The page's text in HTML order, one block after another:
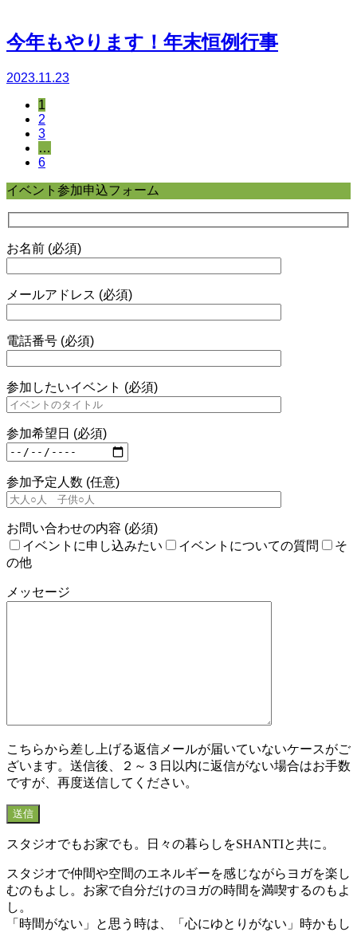
今年もやります！年末恒例行事
2023.11.23
1
2
3
…
6
イベント参加申込フォーム
お名前 (必須)
メールアドレス (必須)
電話番号 (必須)
参加したいイベント (必須)
参加希望日 (必須)
参加予定人数 (任意)
お問い合わせの内容 (必須)
イベントに申し込みたい
イベントについての質問
そ
の他
メッセージ
こちらから差し上げる返信メールが届いていないケースがご
ざいます。送信後、２～３日以内に返信がない場合はお手数
ですが、再度送信してください。
スタジオでもお家でも。日々の暮らしをSHANTIと共に。
スタジオで仲間や空間のエネルギーを感じながらヨガを楽し
むのもよし。お家で自分だけのヨガの時間を満喫するのもよ
し。
「時間がない」と思う時は、「心にゆとりがない」時かもし